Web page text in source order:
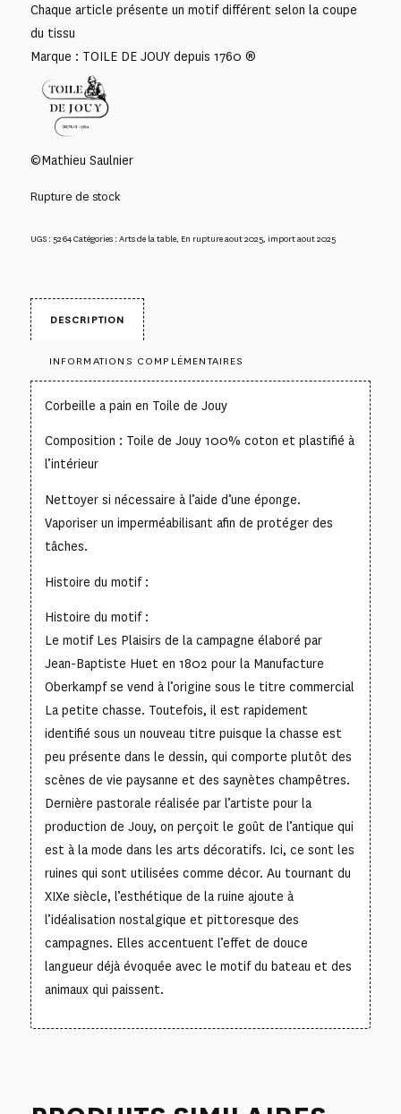
Chaque article présente un motif différent selon la coupe
du tissu
Marque : TOILE DE JOUY depuis 1760 ®
©Mathieu Saulnier
Rupture de stock
UGS : 5264Catégories :Arts de la table, En rupture aout 2025, import aout 2025
DESCRIPTION
INFORMATIONS COMPLÉMENTAIRES
Corbeille a pain en Toile de Jouy
Composition : Toile de Jouy 100% coton et plastifié à
l’intérieur
Nettoyer si nécessaire à l’aide d’une éponge.
Vaporiser un imperméabilisant afin de protéger des
tâches.
Histoire du motif :
Histoire du motif :
Le motif Les Plaisirs de la campagne élaboré par
Jean-Baptiste Huet en 1802 pour la Manufacture
Oberkampf se vend à l’origine sous le titre commercial
La petite chasse. Toutefois, il est rapidement
identifié sous un nouveau titre puisque la chasse est
peu présente dans le dessin, qui comporte plutôt des
scènes de vie paysanne et des saynètes champêtres.
Dernière pastorale réalisée par l’artiste pour la
production de Jouy, on perçoit le goût de l’antique qui
est à la mode dans les arts décoratifs. Ici, ce sont les
ruines qui sont utilisées comme décor. Au tournant du
XIXe siècle, l’esthétique de la ruine ajoute à
l’idéalisation nostalgique et pittoresque des
campagnes. Elles accentuent l’effet de douce
langueur déjà évoquée avec le motif du bateau et des
animaux qui paissent.